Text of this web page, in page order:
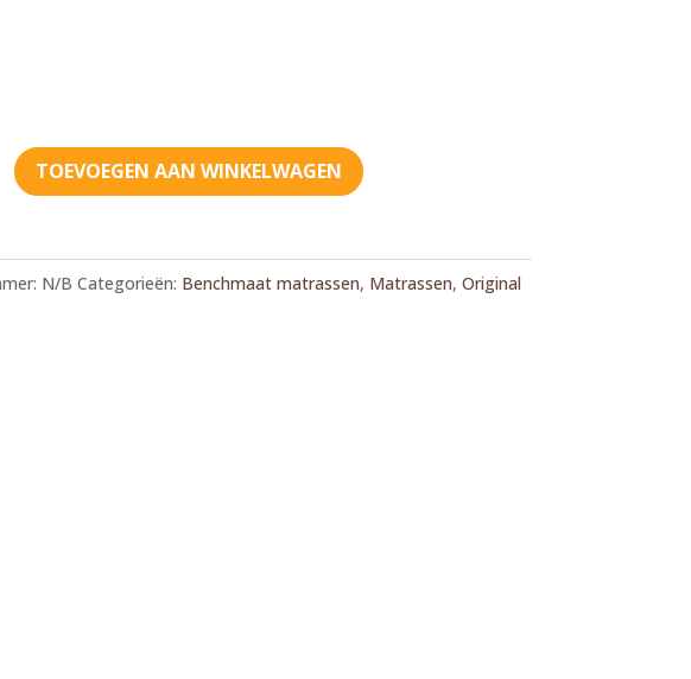
TOEVOEGEN AAN WINKELWAGEN
N/B Categorieën: Benchmaat matrassen, Matrassen, Original